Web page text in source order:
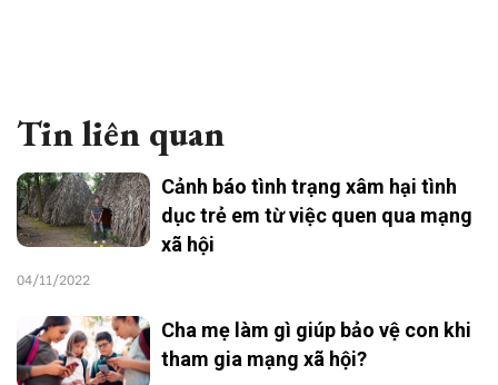
Tin liên quan
Cảnh báo tình trạng xâm hại tình
dục trẻ em từ việc quen qua mạng
xã hội
04/11/2022
Cha mẹ làm gì giúp bảo vệ con khi
tham gia mạng xã hội?